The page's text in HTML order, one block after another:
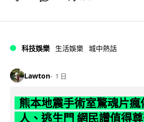
科技娛樂 生活娛樂 城中熱話
Lawton 1 日
熊本地震手術室驚魂片
人、逃生門 網民讚值得